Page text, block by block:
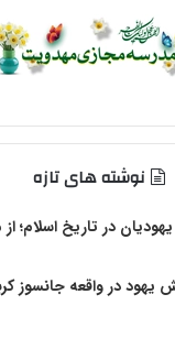
نوشته های تازه
در تاریخ اسلام؛
در واقعه جانسوز